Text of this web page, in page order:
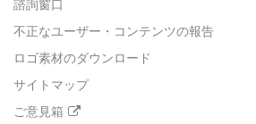
諮詢窗口
不正なユーザー・コンテンツの報告
ロゴ素材のダウンロード
サイトマップ
ご意見箱